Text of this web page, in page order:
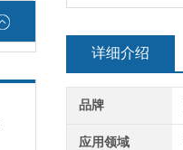
详细介绍
品牌
应用领域